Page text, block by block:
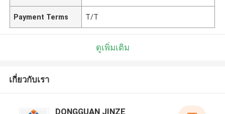
Payment Terms T/T
ดูเพิ่มเติม
เกี่ยวกับเรา
DONGGUAN JINZE